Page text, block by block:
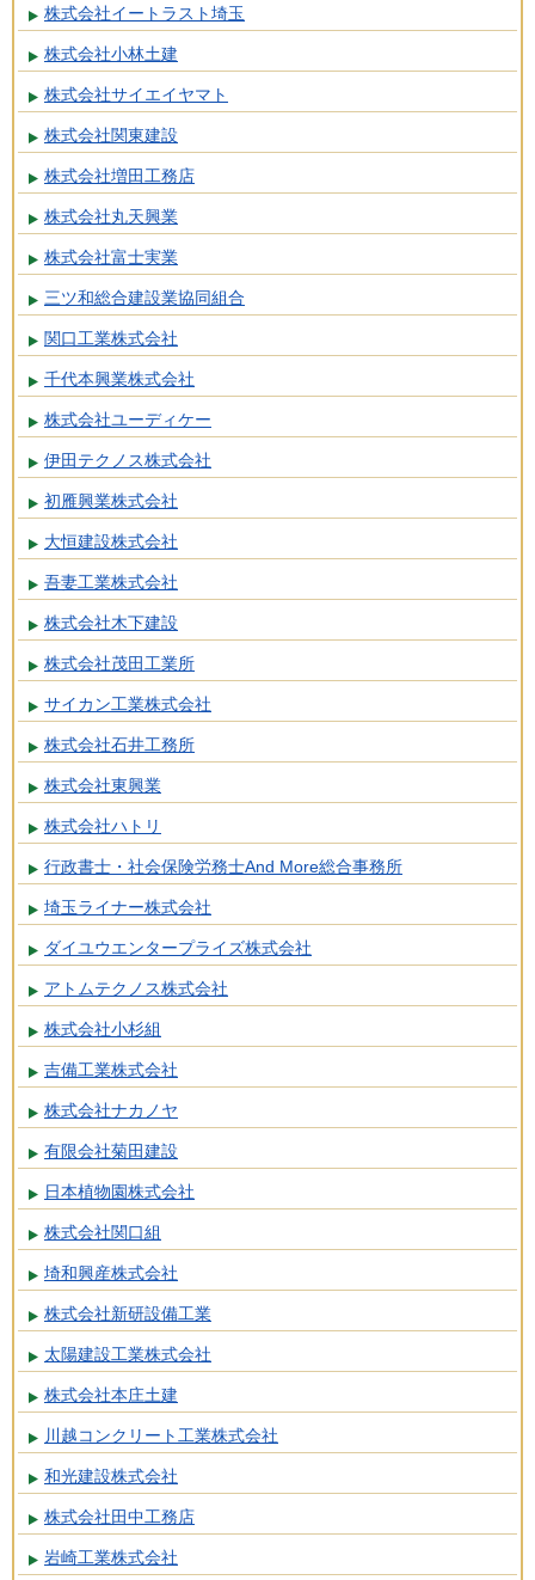
株式会社イートラスト埼玉
株式会社小林土建
株式会社サイエイヤマト
株式会社関東建設
株式会社増田工務店
株式会社丸天興業
株式会社富士実業
三ツ和総合建設業協同組合
関口工業株式会社
千代本興業株式会社
株式会社ユーディケー
伊田テクノス株式会社
初雁興業株式会社
大恒建設株式会社
吾妻工業株式会社
株式会社木下建設
株式会社茂田工業所
サイカン工業株式会社
株式会社石井工務所
株式会社東興業
株式会社ハトリ
行政書士・社会保険労務士And More総合事務所
埼玉ライナー株式会社
ダイユウエンタープライズ株式会社
アトムテクノス株式会社
株式会社小杉組
吉備工業株式会社
株式会社ナカノヤ
有限会社菊田建設
日本植物園株式会社
株式会社関口組
埼和興産株式会社
株式会社新研設備工業
太陽建設工業株式会社
株式会社本庄土建
川越コンクリート工業株式会社
和光建設株式会社
株式会社田中工務店
岩崎工業株式会社